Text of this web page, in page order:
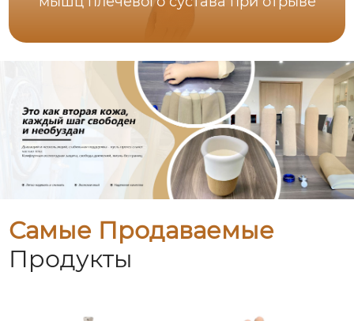
Самые Продаваемые
Продукты